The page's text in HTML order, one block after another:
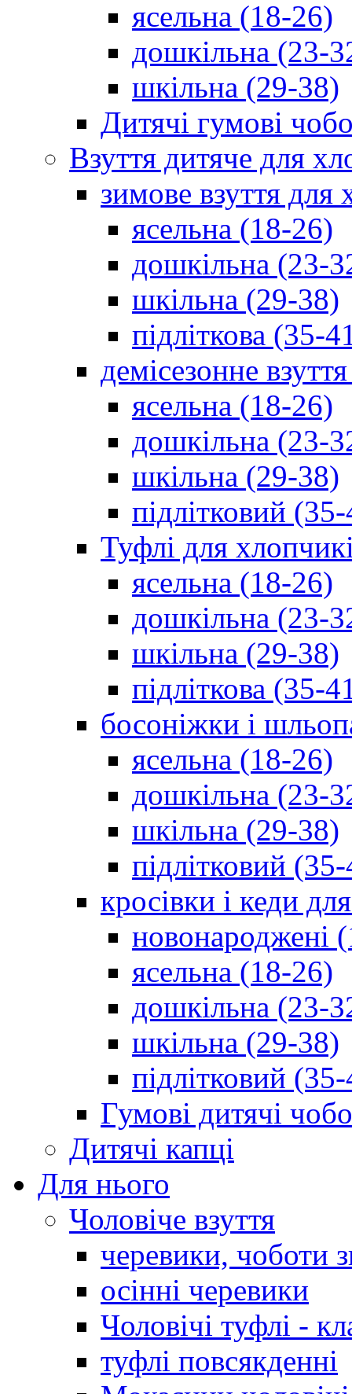
ясельна (18-26)
дошкільна (23-
шкільна (29-38)
Дитячі гумові
Взуття дитяче для
зимове взуття для
ясельна (18-26)
дошкільна (23-
шкільна (29-38)
підліткова (35-
демісезонне
ясельна (18-26)
дошкільна (23-
шкільна (29-38)
підлітковий
Туфлі для
ясельна (18-26)
дошкільна (23-
шкільна (29-38)
підліткова (35-
босоніжки і
ясельна (18-26)
дошкільна (23-
шкільна (29-38)
підлітковий
кросівки і кеди
новонароджені
ясельна (18-26)
дошкільна (23-
шкільна (29-38)
підлітковий
Гумові дитячі
Дитячі капці
Для нього
Чоловіче взуття
черевики, чоботи
осінні черевики
Чоловічі туфлі -
туфлі повсякденні